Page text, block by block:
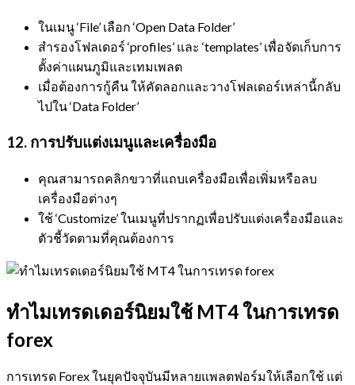
ในเมนู ‘File’ เลือก ‘Open Data Folder’
สำรองโฟลเดอร์ ‘profiles’ และ ‘templates’ เพื่อจัดเก็บการ
ตั้งค่าแผนภูมิและเทมเพลต
เมื่อต้องการกู้คืน ให้คัดลอกและวางโฟลเดอร์เหล่านี้กลับ
ไปใน ‘Data Folder’
12. การปรับแต่งเมนูและเครื่องมือ
คุณสามารถคลิกขวาที่แถบเครื่องมือเพื่อเพิ่มหรือลบ
เครื่องมือต่างๆ
ใช้ ‘Customize’ ในเมนูที่ปรากฏเพื่อปรับแต่งเครื่องมือและ
ตัวชี้วัดตามที่คุณต้องการ
ทำไมเทรดเดอร์นิยมใช้ MT4 ในการเทรด
forex
การเทรด Forex ในยุคปัจจุบันมีหลายแพลตฟอร์มให้เลือกใช้ แต่